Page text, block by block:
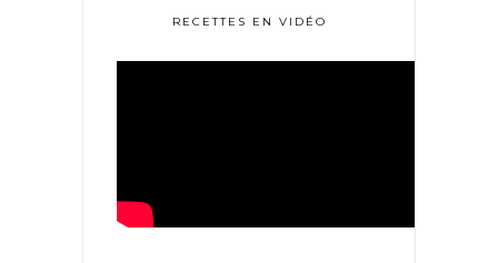
RECETTES EN VIDÉO